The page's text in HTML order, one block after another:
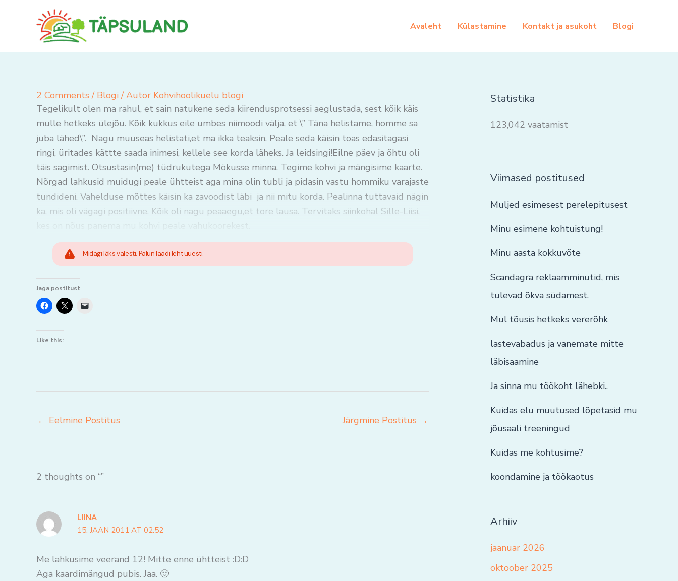
Avaleht Külastamine Kontakt ja asukoht Blogi
2 Comments / Blogi/ Autor Kohvihoolikuelu blogi
Tegelikult olen ma rahul, et sain natukene seda kiirendusprotsessi aeglustada, sest kõik käis
mulle hetkeks ülejõu. Kõik kukkus eile umbes niimoodi välja, et \” Täna helistame, homme sa
juba lähed\”. Nagu muuseas helistati,et ma ikka teaksin. Peale seda käisin toas edasitagasi
ringi, üritades kättte saada inimesi, kellele see korda läheks. Ja leidsingi!Eilne päev ja õhtu oli
täis sagimist. Otsustasin(me) tüdrukutega Mökusse minna. Tegime kohvi ja mängisime kaarte.
Nõrgad lahkusid muidugi peale ühtteist aga mina olin tubli ja pidasin vastu hommiku varajaste
tundideni. Vahelduse mõttes käisin ka zavoodist läbi ja nii mitu korda. Pealinna tuttavaid nägin
ka, mis oli vägagi positiivne. Kõik oli nagu peaaegu,et tore lausa. Tervitaks siinkohal Sille-Liisi,
Midagi läks valesti. Palun laadi leht uuesti.
Jaga postitust
Like this:
← Eelmine Postitus Järgmine Postitus →
2 thoughts on “”
LIINA
15. JAAN 2011 AT 02:52
Me lahkusime veerand 12! Mitte enne ühtteist :D:D
Aga kaardimängud pubis. Jaa. 🙂
Statistika
123,042 vaatamist
Viimased postitused
Muljed esimesest perelepitusest
Minu esimene kohtuistung!
Minu aasta kokkuvõte
Scandagra reklaamminutid, mis
tulevad õkva südamest.
Mul tõusis hetkeks vererõhk
lastevabadus ja vanemate mitte
läbisaamine
Ja sinna mu töökoht lähebki..
Kuidas elu muutused lõpetasid mu
jõusaali treeningud
Kuidas me kohtusime?
koondamine ja töökaotus
Arhiiv
jaanuar 2026
oktoober 2025